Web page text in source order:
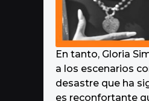
En tanto, Gloria
a los escenarios
desastre que ha
es reconfortante